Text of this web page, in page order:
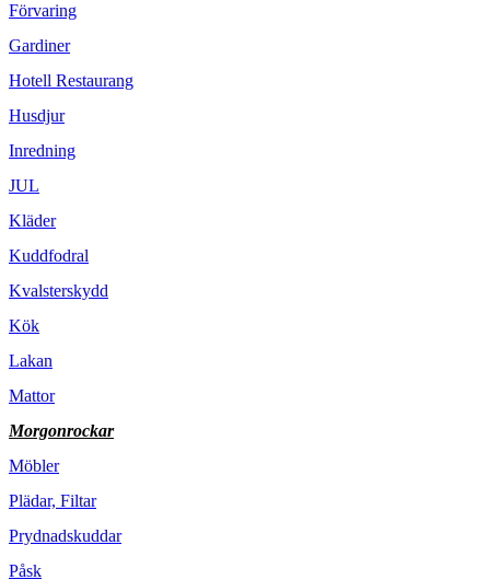
Förvaring
Gardiner
Hotell Restaurang
Husdjur
Inredning
JUL
Kläder
Kuddfodral
Kvalsterskydd
Kök
Lakan
Mattor
Morgonrockar
Möbler
Plädar, Filtar
Prydnadskuddar
Påsk